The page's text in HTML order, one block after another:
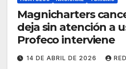
Magnicharters
deja sin atención a
Profeco interviene
14 DE ABRIL DE 2026